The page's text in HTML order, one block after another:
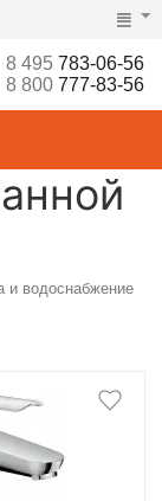
8 495783-06-56
8 800777-83-56
и водоснабжение